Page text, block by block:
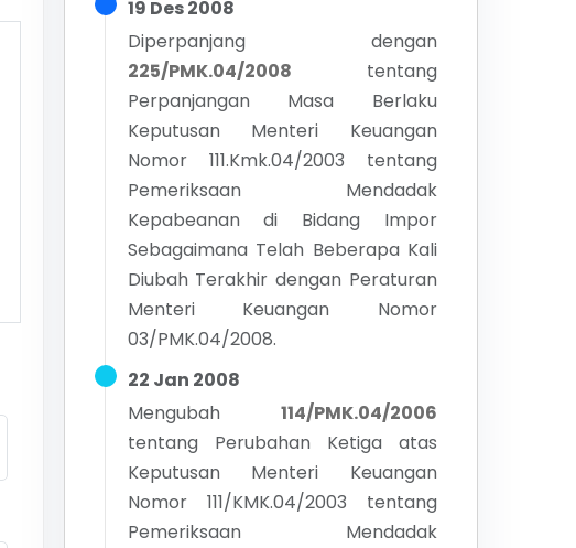
19 Des 2008
Diperpanjang dengan
225/PMK.04/2008
tentang
Perpanjangan Masa Berlaku
Keputusan Menteri Keuangan
Nomor 111.Kmk.04/2003 tentang
Pemeriksaan Mendadak
Kepabeanan di Bidang Impor
Sebagaimana Telah Beberapa Kali
Diubah Terakhir dengan Peraturan
Menteri Keuangan Nomor
03/PMK.04/2008.
22 Jan 2008
Mengubah
114/PMK.04/2006
tentang Perubahan Ketiga atas
Keputusan Menteri Keuangan
Nomor 111/KMK.04/2003 tentang
Pemeriksaan Mendadak